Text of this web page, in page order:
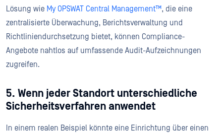
Lösung wie My OPSWAT Central Management™, die eine
zentralisierte Überwachung, Berichtsverwaltung und
Richtliniendurchsetzung bietet, können Compliance-
Angebote nahtlos auf umfassende Audit-Aufzeichnungen
zugreifen.
5. Wenn jeder Standort unterschiedliche
Sicherheitsverfahren anwendet
In einem realen Beispiel könnte eine Einrichtung über einen